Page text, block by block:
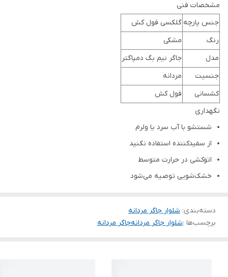
مشخصات فنی
جنس پارچه گلکسی فول کش
رنگ
مشکی
مدل
جاگر نیم بگ دمپاگتر
جنسیت
مردانه
کشسانی
فول کش
نگهداری
شستشو با آب سرد یا ولرم
از سفیدکننده استفاده نکنید
اتوکشی در حرارت متوسط
خشک‌شویی توصیه می‌شود
دسته‌بندی: شلوار جاگر مردانه
برچسب‌ها :شلوار جاگر مردانهجاگر مردانه